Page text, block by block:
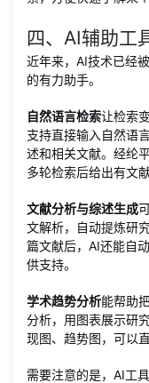
四、AI辅助工
近年来，AI技术已经
的有力助手。
自然语言检索让检索
支持直接输入自然语
述和相关文献。经纶
多轮检索后给出有文
文献分析与综述生成
文解析，自动提炼研
篇文献后，AI还能自
供支持。
学术趋势分析能帮助
分析，用图表展示研
现图、趋势图，可以
需要注意的是，AI工